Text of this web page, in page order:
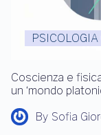
Coscienza e
un ‘mondo
By Sofia